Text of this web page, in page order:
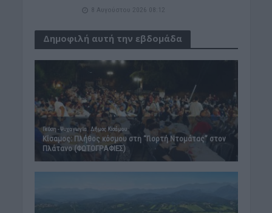
8 Αυγούστου 2026 08:12
Δημοφιλή αυτή την εβδομάδα